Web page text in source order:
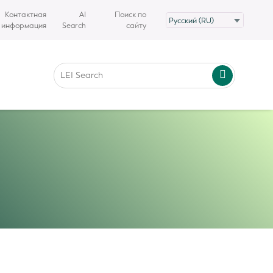
Контактная
информация
AI
Search
Поиск по
сайту